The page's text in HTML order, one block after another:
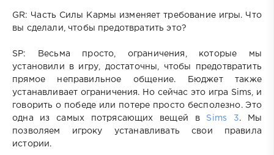
GR: Часть Силы Кармы изменяет требование игры. Что
вы сделали, чтобы предотвратить это?
SP: Весьма просто, ограничения, которые мы
установили в игру, достаточны, чтобы предотвратить
прямое неправильное общение. Бюджет также
устанавливает ограничения. Но сейчас это игра Sims, и
говорить о победе или потере просто бесполезно. Это
одна из самых потрясающих вещей в Sims 3. Мы
позволяем игроку устанавливать свои правила
истории.